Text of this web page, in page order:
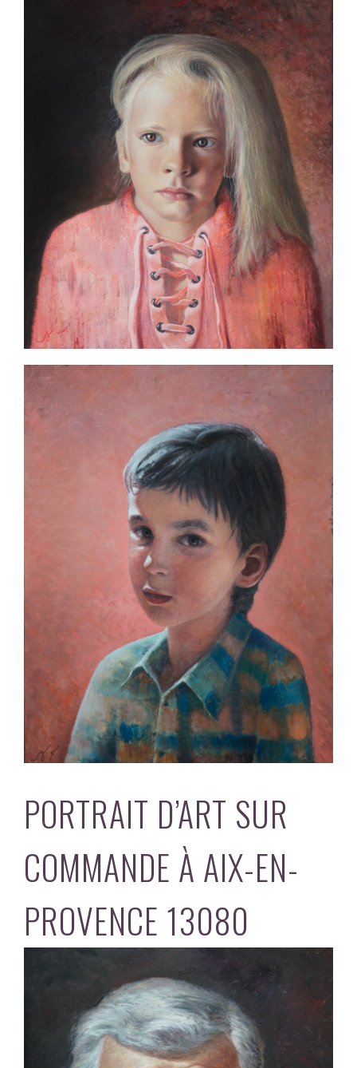
PORTRAIT D’ART SUR
COMMANDE À AIX-EN-
PROVENCE 13080